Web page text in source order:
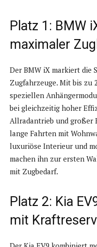
Platz 1: BMW
maximaler
Der BMW iX markiert die
Zugfahrzeuge. Mit bis zu
speziellen
bei gleichzeitig hoher
Allradantrieb und großer
lange Fahrten mit
luxuriöse Interieur und
machen ihn zur ersten
mit Zugbedarf.
Platz 2: Kia
mit